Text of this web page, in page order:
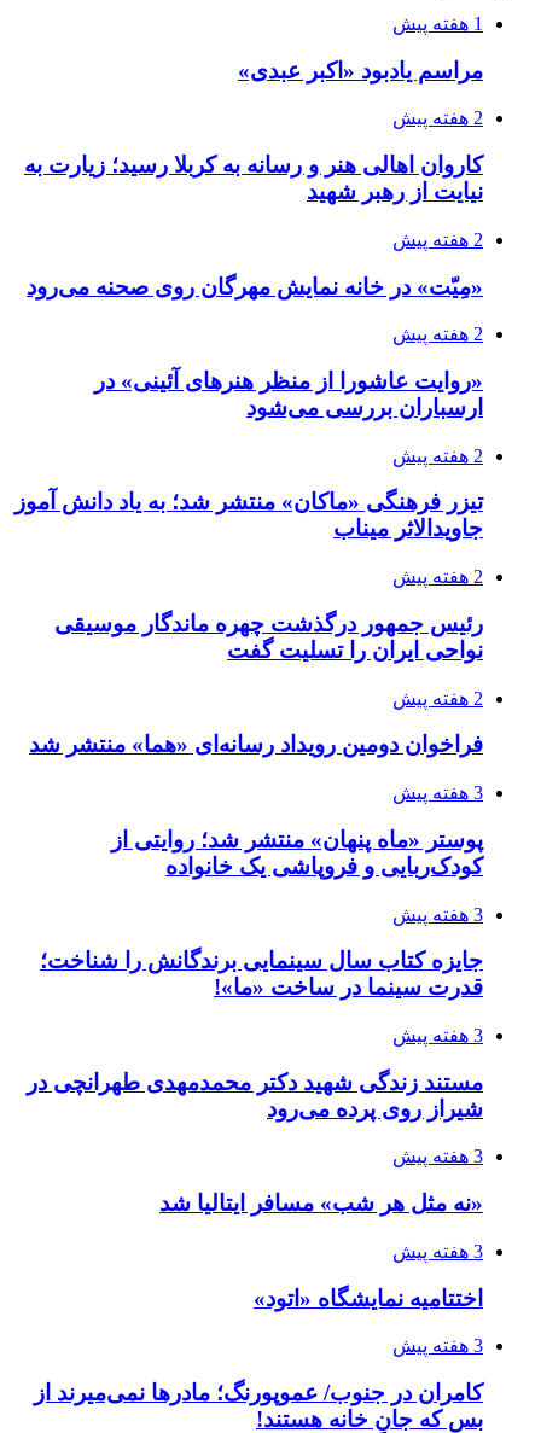
1 هفته پیش
مراسم یادبود «اکبر عبدی»
2 هفته پیش
کاروان اهالی هنر و رسانه به کربلا رسید؛ زیارت به
نیایت از رهبر شهید
2 هفته پیش
«مِیّت» در خانه نمایش مهرگان روی صحنه می‌رود
2 هفته پیش
«روایت عاشورا از منظر هنرهای آئینی» در
ارسباران بررسی می‌شود
2 هفته پیش
تیزر فرهنگی «ماکان» منتشر شد؛ به یاد دانش آموز
جاویدالاثر میناب
2 هفته پیش
رئیس جمهور درگذشت چهره ماندگار موسیقی
نواحی ایران را تسلیت گفت
2 هفته پیش
فراخوان دومین رویداد رسانه‌ای «هما» منتشر شد
3 هفته پیش
پوستر «ماه پنهان» منتشر شد؛ روایتی از
کودک‌ربایی و فروپاشی یک خانواده
3 هفته پیش
جایزه کتاب سال سینمایی برندگانش را شناخت؛
قدرت سینما در ساخت «ما»!
3 هفته پیش
مستند زندگی شهید دکتر محمدمهدی طهرانچی در
شیراز روی پرده می‌رود
3 هفته پیش
«نه مثل هر شب» مسافر ایتالیا شد
3 هفته پیش
اختتامیه نمایشگاه «اتود»
3 هفته پیش
کامران در جنوب/ عموپورنگ؛ مادرها نمی‌میرند از
بس که جانِ خانه هستند!